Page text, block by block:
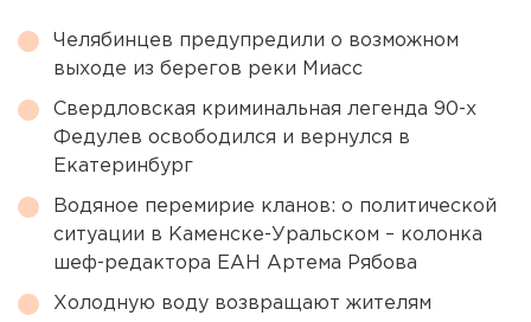
Челябинцев предупредили о возможном
выходе из берегов реки Миасс
Свердловская криминальная легенда 90-х
Федулев освободился и вернулся в
Екатеринбург
Водяное перемирие кланов: о политической
ситуации в Каменске-Уральском – колонка
шеф-редактора ЕАН Артема Рябова
Холодную воду возвращают жителям